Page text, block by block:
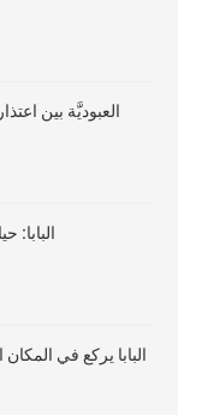
العبوديَّة بين
البابا:
البابا يركع في المكان